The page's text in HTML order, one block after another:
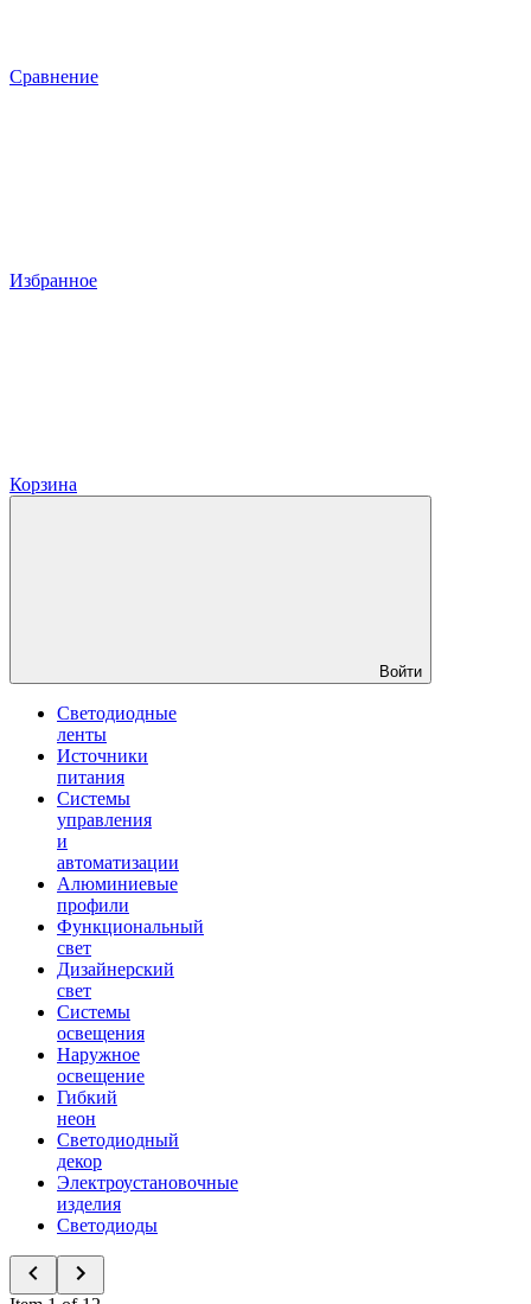
Сравнение
Избранное
Корзина
Войти
Светодиодные
ленты
Источники
питания
Системы
управления
и
автоматизации
Алюминиевые
профили
Функциональный
свет
Дизайнерский
свет
Системы
освещения
Наружное
освещение
Гибкий
неон
Светодиодный
декор
Электроустановочные
изделия
Светодиоды